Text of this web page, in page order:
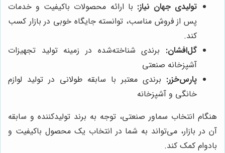
تولیدی جهان نیاز: با ارائه محصولات باکیفیت و خدمات
پس از فروش مناسب، توانسته جایگاه خوبی در بازار کسب
کند.
گل‌افشان: برندی شناخته‌شده در زمینه تولید تجهیزات
آشپزخانه صنعتی
پارس‌خزر: برندی معتبر با سابقه طولانی در تولید لوازم
خانگی و آشپزخانه
هنگام انتخاب سماور صنعتی، توجه به برند تولیدکننده و سابقه
آن در بازار، می‌تواند به شما در انتخاب یک محصول باکیفیت و
بادوام کمک کند.